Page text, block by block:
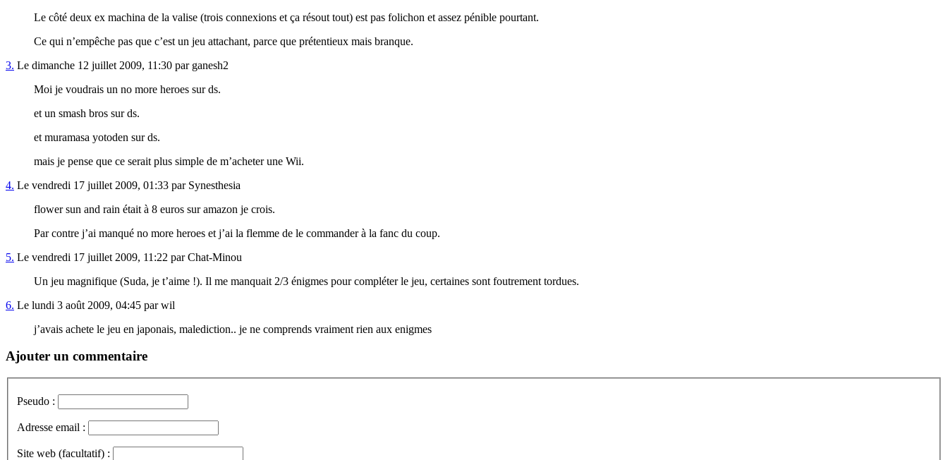
Le côté deux ex machina de la valise (trois connexions et ça résout tout) est pas folichon et assez pénible pourtant.
Ce qui n’empêche pas que c’est un jeu attachant, parce que prétentieux mais branque.
3. Le dimanche 12 juillet 2009, 11:30 par ganesh2
Moi je voudrais un no more heroes sur ds.
et un smash bros sur ds.
et muramasa yotoden sur ds.
mais je pense que ce serait plus simple de m’acheter une Wii.
4. Le vendredi 17 juillet 2009, 01:33 par Synesthesia
flower sun and rain était à 8 euros sur amazon je crois.
Par contre j’ai manqué no more heroes et j’ai la flemme de le commander à la fanc du coup.
5. Le vendredi 17 juillet 2009, 11:22 par Chat-Minou
Un jeu magnifique (Suda, je t’aime !). Il me manquait 2/3 énigmes pour compléter le jeu, certaines sont foutrement tordues.
6. Le lundi 3 août 2009, 04:45 par wil
j’avais achete le jeu en japonais, malediction.. je ne comprends vraiment rien aux enigmes
Ajouter un commentaire
Pseudo :
Adresse email :
Site web (facultatif) :